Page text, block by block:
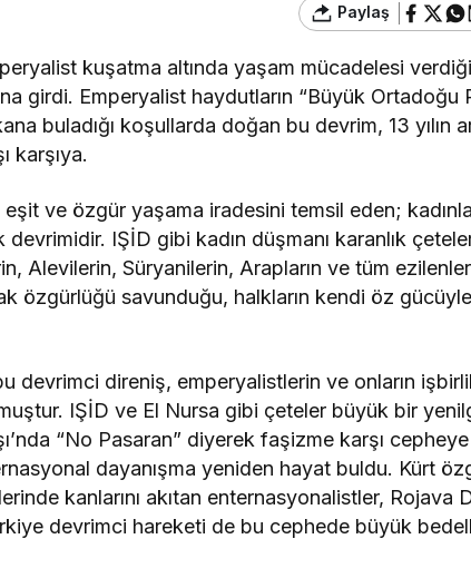
Paylaş
kuşatma altında yaşam mücadelesi
girdi. Emperyalist haydutların “Büyük Ortadoğu
buladığı koşullarda doğan bu devrim, 13 yılın
karşıya.
ve özgür yaşama iradesini temsil eden;
IŞİD gibi kadın düşmanı karanlık
Alevilerin, Süryanilerin, Arapların ve tüm
özgürlüğü savunduğu, halkların kendi öz gücüyle
devrimci direniş, emperyalistlerin ve onların
IŞİD ve El Nursa gibi çeteler büyük bir
“No Pasaran” diyerek faşizme karşı
dayanışma yeniden hayat buldu. Kürt
kanlarını akıtan enternasyonalistler, Rojava
devrimci hareketi de bu cephede büyük